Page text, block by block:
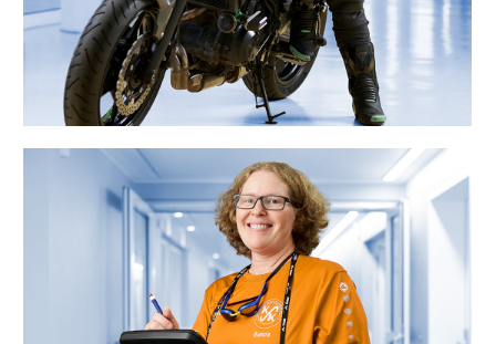
„Als Schwimmtrainerin passen meine
Flexteam-Dienste perfekt zu
Trainings- und Wettkampfzeiten. Nach
dem Abendtraining starte ich
entspannt in meinen Nachtdienst.“